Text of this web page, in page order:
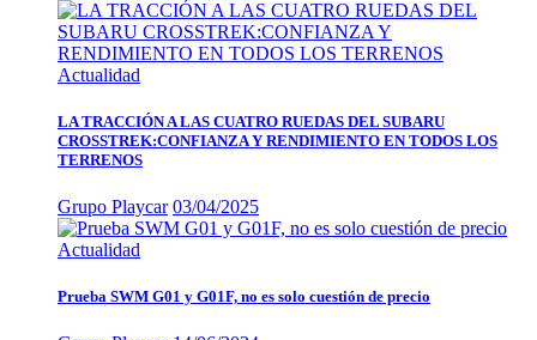
Actualidad
LA TRACCIÓN A LAS CUATRO RUEDAS DEL SUBARU
CROSSTREK:CONFIANZA Y RENDIMIENTO EN TODOS LOS
TERRENOS
Grupo Playcar 03/04/2025
Actualidad
Prueba SWM G01 y G01F, no es solo cuestión de precio